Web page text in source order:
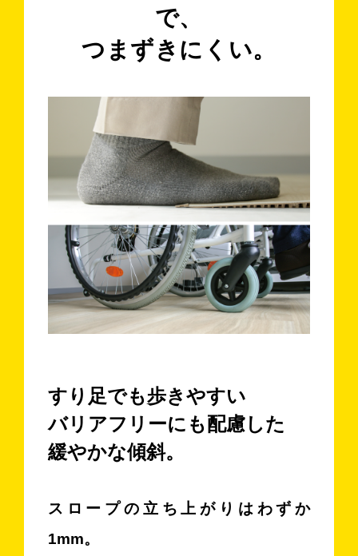
で、
つまずきにくい。
すり足でも歩きやすい
バリアフリーにも配慮した
緩やかな傾斜。
スロープの立ち上がりはわずか
1mm。